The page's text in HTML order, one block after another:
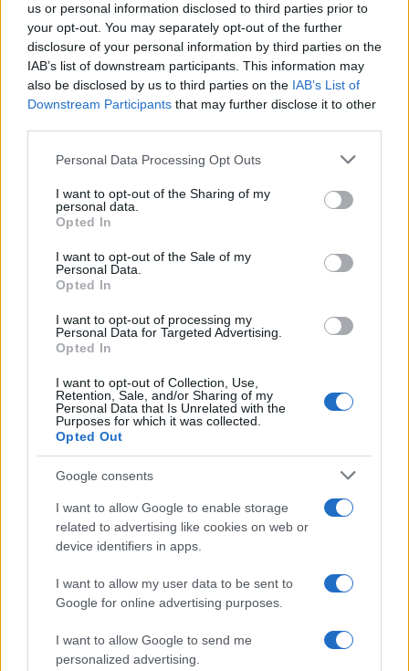
us or personal information disclosed to third parties prior to
your opt-out. You may separately opt-out of the further
disclosure of your personal information by third parties on the
IAB’s list of downstream participants. This information may
also be disclosed by us to third parties on the IAB’s List of
Downstream Participants that may further disclose it to other
Please note that this website/app uses one or more Google
not limited to your visit or usage behaviour. You may click to
grant or deny consent to Google and its third-party tags to
use your data for below specified purposes in below Google
consent section.
Personal Data Processing Opt Outs
I want to opt-out of the Sharing of my
personal data.
Opted In
I want to opt-out of the Sale of my
Personal Data.
Opted In
I want to opt-out of processing my
Personal Data for Targeted Advertising.
Opted In
I want to opt-out of Collection, Use,
Retention, Sale, and/or Sharing of my
Personal Data that Is Unrelated with the
Purposes for which it was collected.
Opted Out
Google consents
I want to allow Google to enable storage
related to advertising like cookies on web or
device identifiers in apps.
I want to allow my user data to be sent to
Google for online advertising purposes.
I want to allow Google to send me
personalized advertising.
perciben tus usuarios tu marca y tus productos.
Los datos cualitativos, junto con los cuantitativos,
te ofrecerán una visión completa de tu desempeño
y áreas de mejora.
AUTOR
Sigue leyendo